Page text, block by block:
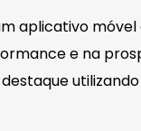
aplicativo
e na